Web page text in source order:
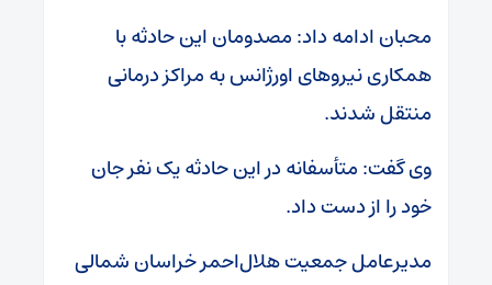
محبان ادامه داد: مصدومان این حادثه با
همکاری نیروهای اورژانس به مراکز درمانی
منتقل شدند.
وی گفت: متأسفانه در این حادثه یک نفر جان
خود را از دست داد.
مدیرعامل جمعیت هلال‌احمر خراسان شمالی